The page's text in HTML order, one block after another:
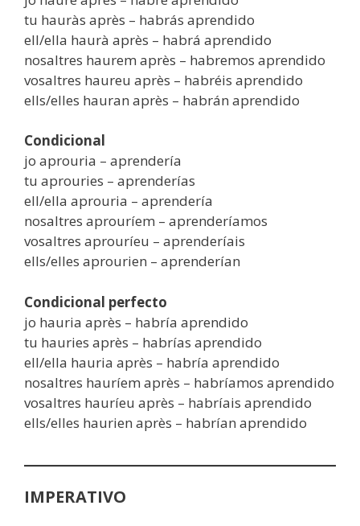
tu hauràs après – habrás aprendido
ell/ella haurà après – habrá aprendido
nosaltres haurem après – habremos aprendido
vosaltres haureu après – habréis aprendido
ells/elles hauran après – habrán aprendido
Condicional
jo aprouria – aprendería
tu aprouries – aprenderías
ell/ella aprouria – aprendería
nosaltres aprouríem – aprenderíamos
vosaltres aprouríeu – aprenderíais
ells/elles aprourien – aprenderían
Condicional perfecto
jo hauria après – habría aprendido
tu hauries après – habrías aprendido
ell/ella hauria après – habría aprendido
nosaltres hauríem après – habríamos aprendido
vosaltres hauríeu après – habríais aprendido
ells/elles haurien après – habrían aprendido
IMPERATIVO